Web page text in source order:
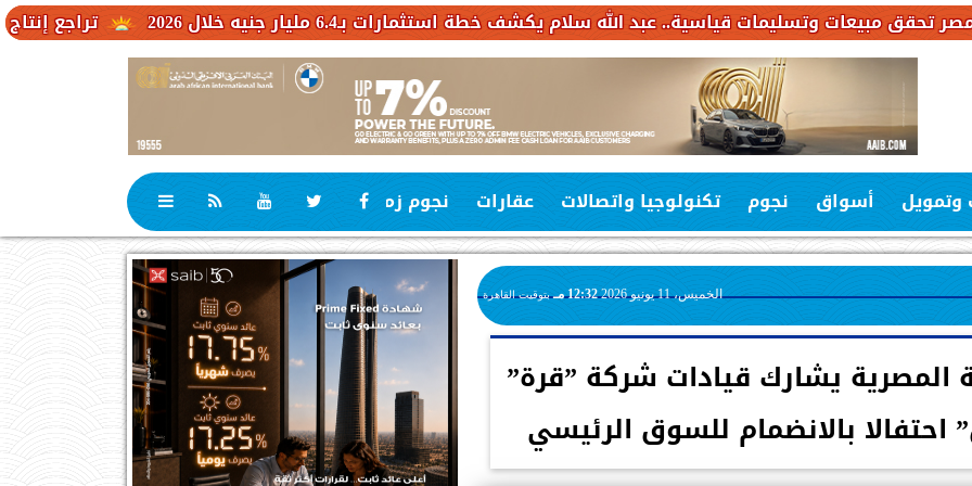
تراجع إنتاج الكاكاو في قياسية.. عبد الله سلام يكشف خطة استثمارات بـ6.4 مليار جنيه خلال 2026
وتمويل أسواق نجوم تكنولوجيا واتصالات عقارات نجوم زمان رياضة
الخميس، 11 يونيو 2026 12:32 مـ بتوقيت القاهرة
المصرية يشارك قيادات شركة ”قرة”
بالانضمام للسوق الرئيسي